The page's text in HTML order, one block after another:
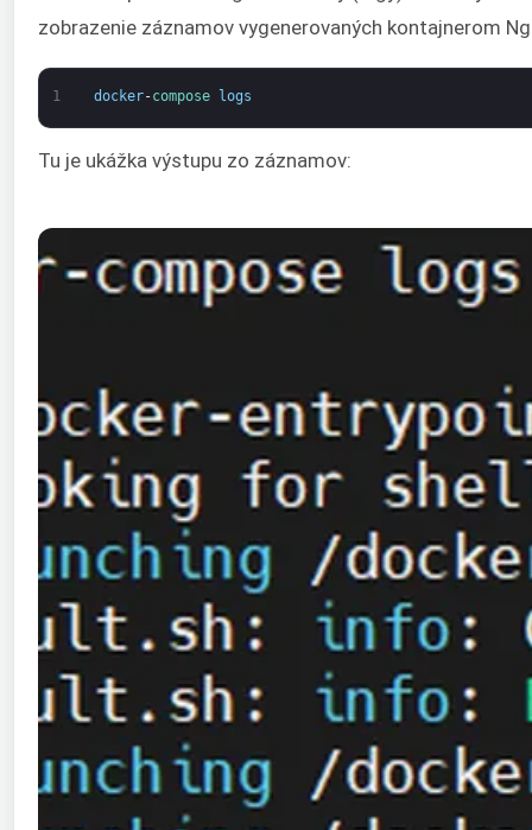
zobrazenie záznamov vygenerovaných kontajnerom
1 docker-compose logs
Tu je ukážka výstupu zo záznamov: